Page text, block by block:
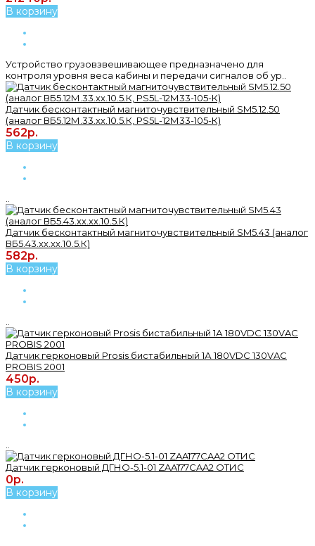
В корзину
Устройство грузовзвешивающее предназначено для
контроля уровня веса кабины и передачи сигналов об ур..
Датчик бесконтактный магниточувствительный SM5.12.50
(аналог ВБ5.12М.33.хх.10.5.К, РS5L-12М33-105-К)
562р.
В корзину
Датчик бесконтактный магниточувствительный SM5.43 (аналог
ВБ5.43.хх.хх.10.5.К)
582р.
В корзину
Датчик герконовый Prosis бистабильный 1А 180VDC 130VAC
PROBIS 2001
450р.
В корзину
Датчик герконовый ДГНО-5.1-01 ZAA177CAA2 ОТИС
0р.
В корзину